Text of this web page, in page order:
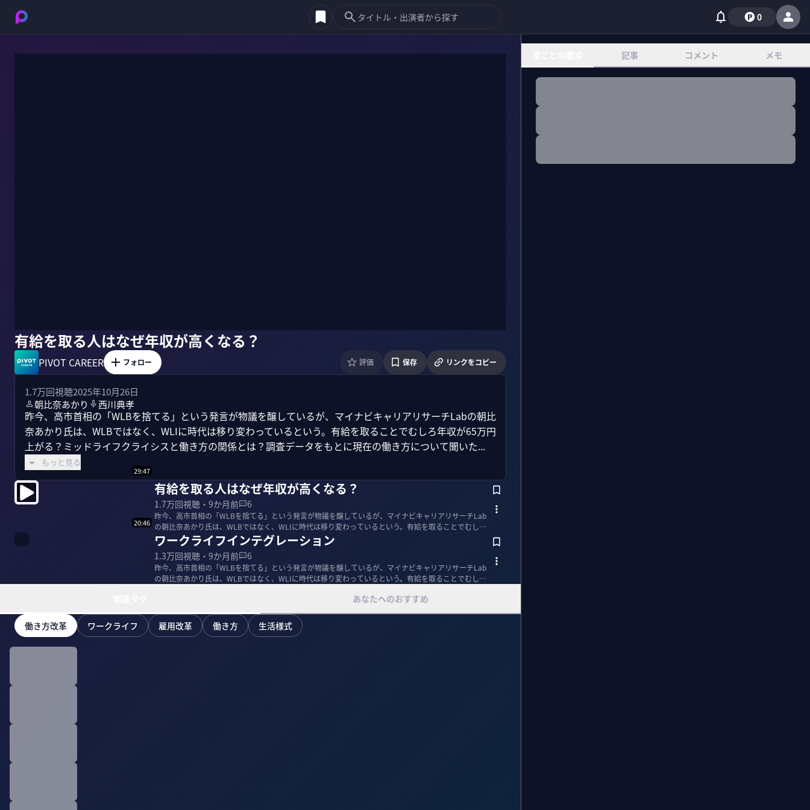
0
有給を取る人はなぜ年収が高くなる？
PIVOT CAREER フォロー 評価 保存 リンクをコピー
1.7万回視聴2025年10月26日
朝比奈あかり
西川典孝
昨今、高市首相の「WLBを捨てる」という発言が物議を醸しているが、マイナビキャリアリサーチLabの朝比
奈あかり氏は、WLBではなく、WLIに時代は移り変わっているという。有給を取ることでむしろ年収が65万円
上がる？ミッドライフクライシスと働き方の関係とは？調査データをもとに現在の働き方について聞いた...
もっと見る
29:47
有給を取る人はなぜ年収が高くなる？
1.7万回視聴・ 9か月前 6
昨今、高市首相の「WLBを捨てる」という発言が物議を醸しているが、マイナビキャリアリサーチLab
の朝比奈あかり氏は、WLBではなく、WLIに時代は移り変わっているという。有給を取ることでむしろ
年収が6...
20:46
ワークライフインテグレーション
1.3万回視聴・ 9か月前 6
昨今、高市首相の「WLBを捨てる」という発言が物議を醸しているが、マイナビキャリアリサーチLab
の朝比奈あかり氏は、WLBではなく、WLIに時代は移り変わっているという。有給を取ることでむしろ
あなたへのおすすめ
働き方改革 ワークライフ 雇用改革 働き方 生活様式
記事 コメント メモ